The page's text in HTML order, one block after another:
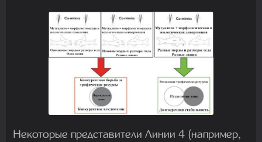
Некоторые представители Линии 4 (например,